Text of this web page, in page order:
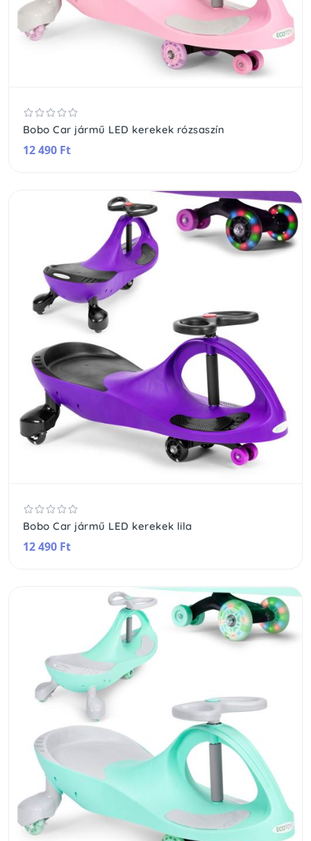
Bobo Car jármű LED kerekek rózsaszín
12 490 Ft
Bobo Car jármű LED kerekek lila
12 490 Ft